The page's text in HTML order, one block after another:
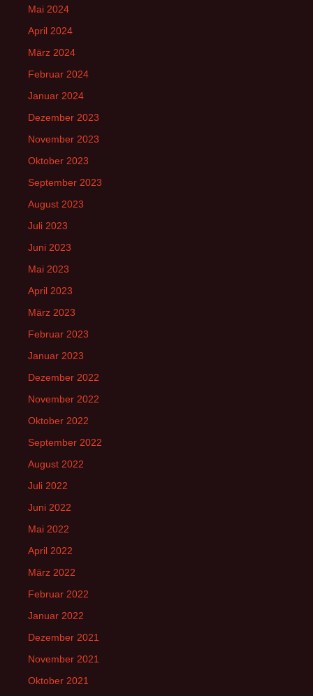
Mai 2024
April 2024
März 2024
Februar 2024
Januar 2024
Dezember 2023
November 2023
Oktober 2023
September 2023
August 2023
Juli 2023
Juni 2023
Mai 2023
April 2023
März 2023
Februar 2023
Januar 2023
Dezember 2022
November 2022
Oktober 2022
September 2022
August 2022
Juli 2022
Juni 2022
Mai 2022
April 2022
März 2022
Februar 2022
Januar 2022
Dezember 2021
November 2021
Oktober 2021